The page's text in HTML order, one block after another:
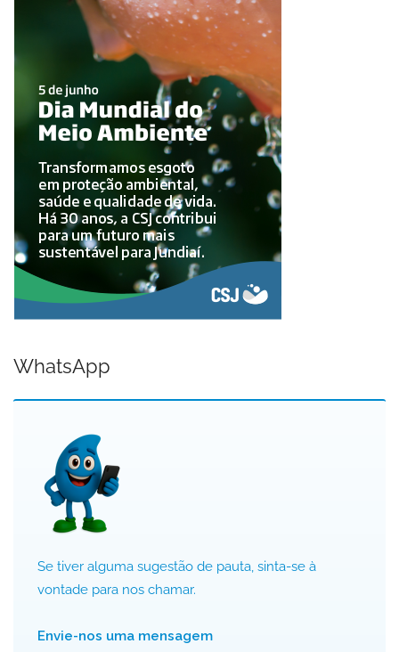
WhatsApp
Se tiver alguma sugestão de pauta, sinta-se à
vontade para nos chamar.
Envie-nos uma mensagem